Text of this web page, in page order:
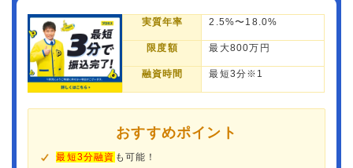
実質年率 2.5%〜18.0%
限度額 最大800万円
融資時間 最短3分※1
おすすめポイント
最短3分融資 も可能！